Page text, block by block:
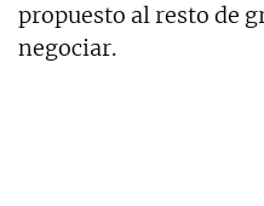
propuesto al resto de
negociar.